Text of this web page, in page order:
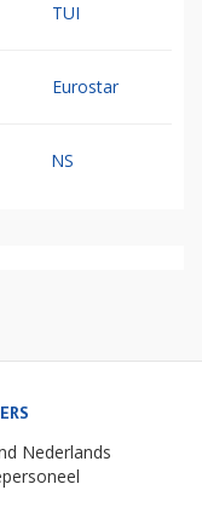
TUI
Eurostar
NS
Nederlands